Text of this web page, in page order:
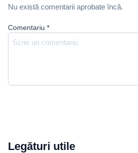
Nu există comentarii aprobate încă.
Comentariu *
Legături utile